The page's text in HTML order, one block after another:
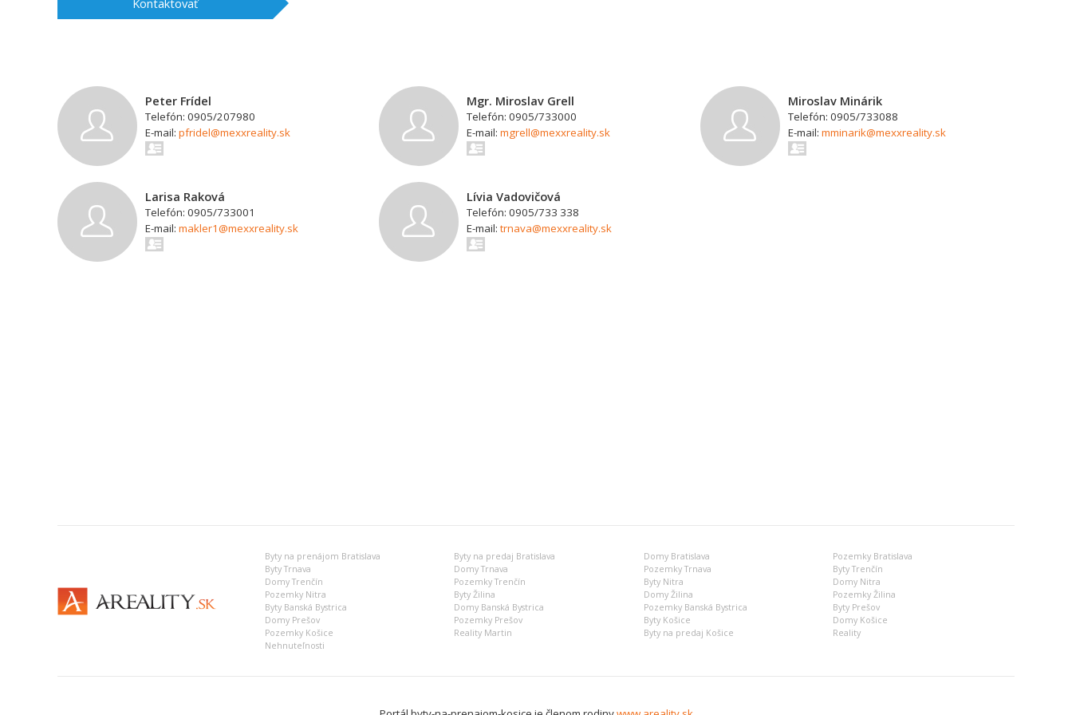
Kontaktovať
Peter Frídel
Telefón: 0905/207980
E-mail: pfridel@mexxreality.sk
Mgr. Miroslav Grell
Telefón: 0905/733000
E-mail:mgrell@mexxreality.sk
Miroslav Minárik
Telefón: 0905/733088
E-mail:mminarik@mexxreality.sk
Larisa Raková
Telefón: 0905/733001
E-mail: makler1@mexxreality.sk
Lívia Vadovičová
Telefón: 0905/733 338
E-mail:trnava@mexxreality.sk
Byty na prenájom Bratislava Byty na predaj Bratislava Domy Bratislava
Pozemky Bratislava
Byty Trnava
Domy Trnava Pozemky Trnava
Byty Trenčín
Domy Trenčín
Pozemky Trenčín Byty Nitra
Domy Nitra
Pozemky Nitra
Byty Žilina Domy Žilina
Pozemky Žilina
Byty Banská Bystrica
Domy Banská Bystrica Pozemky Banská Bystrica
Byty Prešov
Domy Prešov
Pozemky Prešov Byty Košice
Domy Košice
Pozemky Košice
Reality Martin Byty na predaj Košice
Reality
Nehnuteľnosti